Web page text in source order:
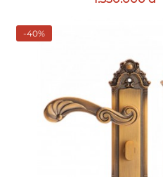
-40%